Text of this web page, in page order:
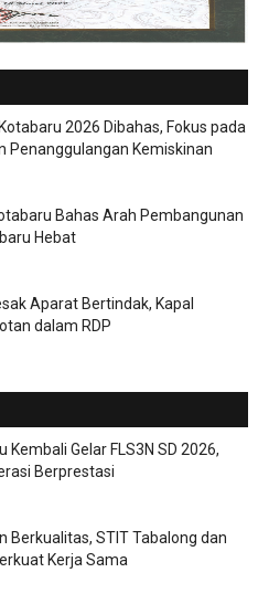
2026 Dibahas, Fokus pada
Penanggulangan Kemiskinan
Bahas Arah Pembangunan
Hebat
Aparat Bertindak, Kapal
dalam RDP
Kembali Gelar FLS3N SD 2026,
Berprestasi
Berkualitas, STIT Tabalong dan
Kerja Sama